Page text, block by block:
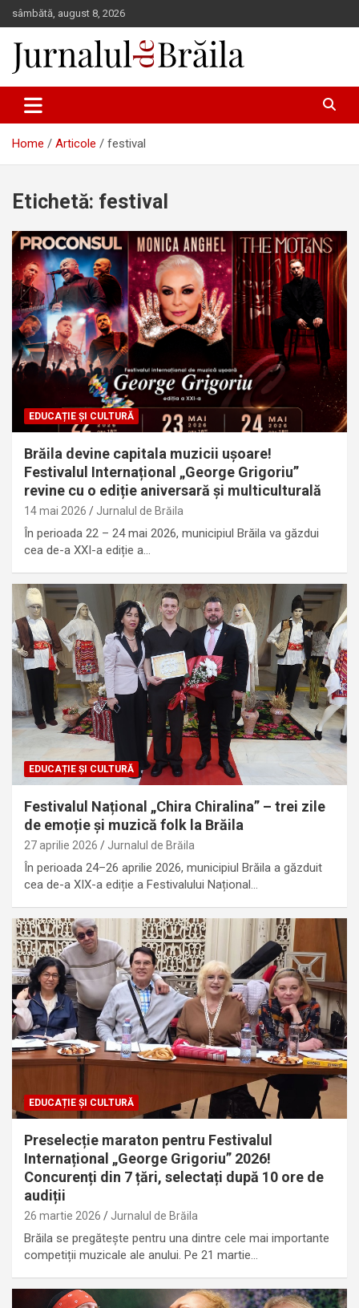
Skip
to
content
sâmbătă, august 8, 2026
Jurnalul de Brăila
Home Articole festival
Etichetă: festival
EDUCAȚIE ȘI CULTURĂ
Brăila devine capitala muzicii ușoare!
Festivalul Internațional „George Grigoriu”
revine cu o ediție aniversară și multiculturală
14 mai 2026 Jurnalul de Brăila
În perioada 22 – 24 mai 2026, municipiul Brăila va găzdui
cea de-a XXI-a ediție a…
EDUCAȚIE ȘI CULTURĂ
Festivalul Național „Chira Chiralina” – trei zile
de emoție și muzică folk la Brăila
27 aprilie 2026 Jurnalul de Brăila
În perioada 24–26 aprilie 2026, municipiul Brăila a găzduit
cea de-a XIX-a ediție a Festivalului Național…
EDUCAȚIE ȘI CULTURĂ
Preselecție maraton pentru Festivalul
Internațional „George Grigoriu” 2026!
Concurenți din 7 țări, selectați după 10 ore de
audiții
26 martie 2026 Jurnalul de Brăila
Brăila se pregătește pentru una dintre cele mai importante
competiții muzicale ale anului. Pe 21 martie…